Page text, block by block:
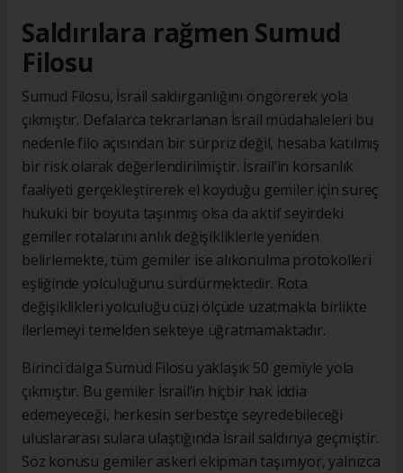
Saldırılara rağmen Sumud
Filosu
Sumud Filosu, İsrail saldırganlığını öngörerek yola
çıkmıştır. Defalarca tekrarlanan İsrail müdahaleleri bu
nedenle filo açısından bir sürpriz değil, hesaba katılmış
bir risk olarak değerlendirilmiştir. İsrail’in korsanlık
faaliyeti gerçekleştirerek el koyduğu gemiler için süreç
hukuki bir boyuta taşınmış olsa da aktif seyirdeki
gemiler rotalarını anlık değişikliklerle yeniden
belirlemekte, tüm gemiler ise alıkonulma protokolleri
eşliğinde yolculuğunu sürdürmektedir. Rota
değişiklikleri yolculuğu cüzi ölçüde uzatmakla birlikte
ilerlemeyi temelden sekteye uğratmamaktadır.
Birinci dalga Sumud Filosu yaklaşık 50 gemiyle yola
çıkmıştır. Bu gemiler İsrail’in hiçbir hak iddia
edemeyeceği, herkesin serbestçe seyredebileceği
uluslararası sulara ulaştığında İsrail saldırıya geçmiştir.
Söz konusu gemiler askeri ekipman taşımıyor, yalnızca